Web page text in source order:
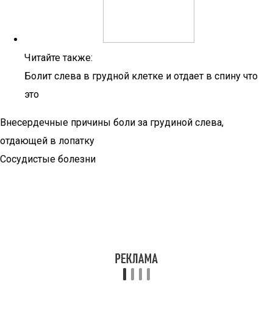
Читайте также:
Болит слева в грудной клетке и отдает в спину что
это
Внесердечные причины боли за грудиной слева,
отдающей в лопатку
Сосудистые болезни